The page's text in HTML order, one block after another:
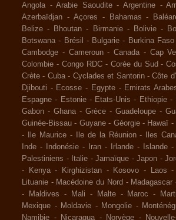
Angola -Arabie Saoudite -Argentine -
Azerbaïdjan - Açores - Bahamas -
Belize - Bhoutan - Birmanie - Bolivie -
Botswana - Brésil - Bulgarie - Burkina Faso
Cambodge - Cameroun - Canada - Cap
Colombie - Congo RDC - Corée du Sud -
Crète - Cuba - Cyclades et Santorin -Côte
Djibouti - Ecosse - Egypte - Emirats
Espagne - Estonie - Etats-Unis - Ethiopie -
Gabon - Ghana - Grèce - Guadeloupe -
Guinée-Bissau - Guyane - Géorgie - Hawaï -
-
Ile Maurice - Ile de la Réunion - Iles
Inde - Indonésie - Iran - Irlande - Islande -
Palestiniens - Italie - Jamaïque - Japon -
-
Kenya - Kirghizistan - Kosovo - Laos -
Lituanie - Macédoine du Nord - Madagascar
-
Maldives - Mali - Malte - Maroc -
Mexique - Moldavie - Mongolie -
Namibie - Nicaragua - Norvège -